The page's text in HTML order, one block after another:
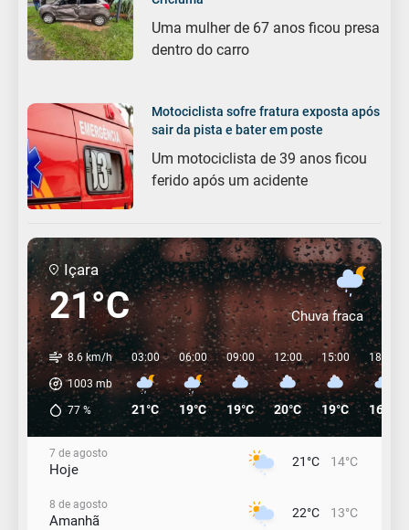
Uma mulher de 67 anos ficou presa
dentro do carro
Motociclista sofre fratura exposta após
sair da pista e bater em poste
Um motociclista de 39 anos ficou
ferido após um acidente
Içara
21°C Chuva fraca
8.6 km/h
1003 mb
77%
03:00
21°C
06:00
19°C
09:00
19°C
12:00
20°C
15:00
19°C
18:00
16°C
7 de agosto
Hoje 21°C 14°C
8 de agosto
Amanhã 22°C 13°C